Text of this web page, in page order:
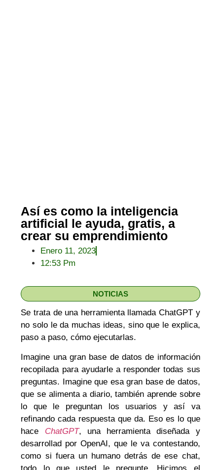
Así es como la inteligencia
artificial le ayuda, gratis, a
crear su emprendimiento
Enero 11, 2023
12:53 Pm
NOTICIAS
Se trata de una herramienta llamada ChatGPT y
no solo le da muchas ideas, sino que le explica,
paso a paso, cómo ejecutarlas.
Imagine una gran base de datos de información
recopilada para ayudarle a responder todas sus
preguntas. Imagine que esa gran base de datos,
que se alimenta a diario, también aprende sobre
lo que le preguntan los usuarios y así va
refinando cada respuesta que da. Eso es lo que
hace ChatGPT, una herramienta diseñada y
desarrollad por OpenAI, que le va contestando,
como si fuera un humano detrás de ese chat,